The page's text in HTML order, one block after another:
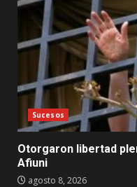
Sucesos
Otorgaron libertad
Afiuni
agosto 8, 2026